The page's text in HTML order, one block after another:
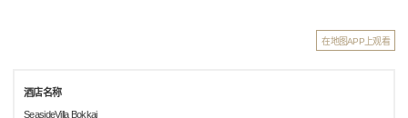
在地图APP上观看
酒店名称
SeasideVilla Bokkai